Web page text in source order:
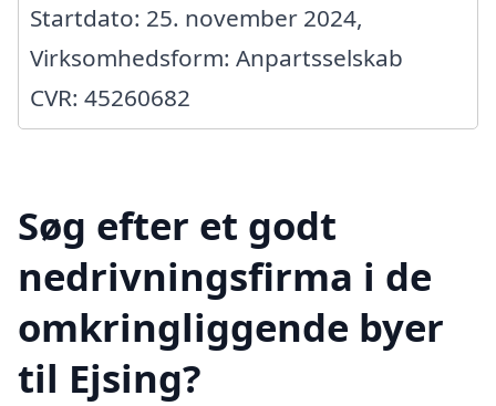
Startdato: 25. november 2024,
Virksomhedsform: Anpartsselskab
CVR: 45260682
Søg efter et godt
nedrivningsfirma i de
omkringliggende byer
til Ejsing?